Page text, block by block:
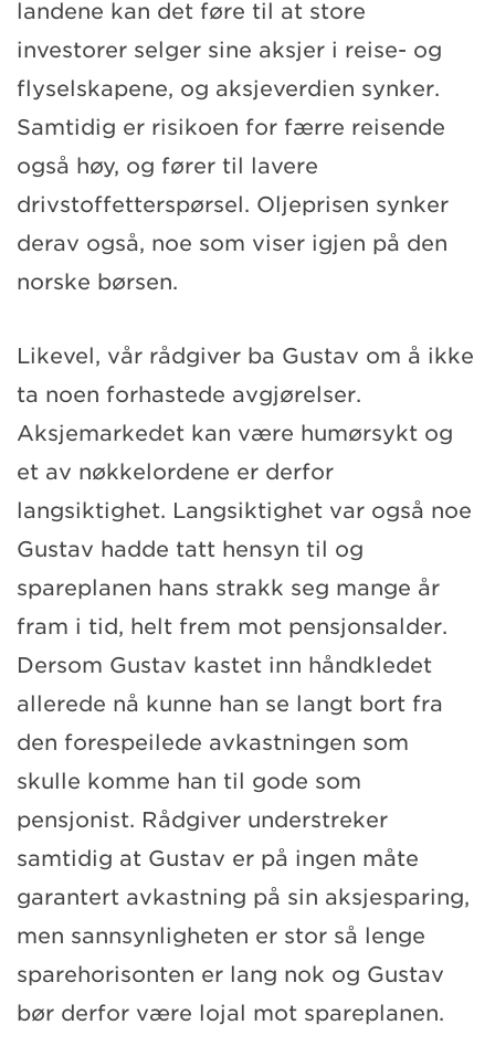
landene kan det føre til at store
investorer selger sine aksjer i reise- og
flyselskapene, og aksjeverdien synker.
Samtidig er risikoen for færre reisende
også høy, og fører til lavere
drivstoffetterspørsel. Oljeprisen synker
derav også, noe som viser igjen på den
norske børsen.
Likevel, vår rådgiver ba Gustav om å ikke
ta noen forhastede avgjørelser.
Aksjemarkedet kan være humørsykt og
et av nøkkelordene er derfor
langsiktighet. Langsiktighet var også noe
Gustav hadde tatt hensyn til og
spareplanen hans strakk seg mange år
fram i tid, helt frem mot pensjonsalder.
Dersom Gustav kastet inn håndkledet
allerede nå kunne han se langt bort fra
den forespeilede avkastningen som
skulle komme han til gode som
pensjonist. Rådgiver understreker
samtidig at Gustav er på ingen måte
garantert avkastning på sin aksjesparing,
men sannsynligheten er stor så lenge
sparehorisonten er lang nok og Gustav
bør derfor være lojal mot spareplanen.